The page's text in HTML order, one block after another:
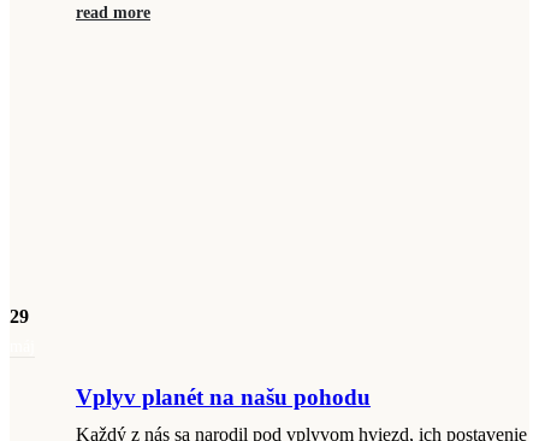
read more
29
Vplyv planét na našu pohodu
Každý z nás sa narodil pod vplyvom hviezd, ich postavenie